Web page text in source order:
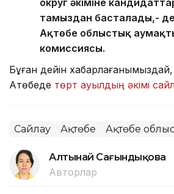
тамыздан басталады,-
Ақтөбе облыстық
комиссиясы.
Бұған дейін
Ақтөбеде төрт ауылдың әкімі
Сайлау Ақтөбе Ақтөбе
Алтынай Сағындықова
Авторлар